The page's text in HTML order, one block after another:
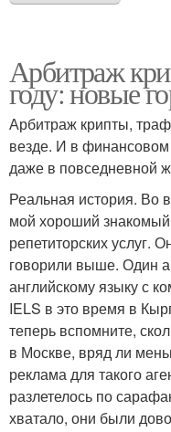
Арбитраж
году: новые
Арбитраж крипты,
везде. И в финансовом
даже в повседневной
Реальная история. Во
мой хороший знакомый
репетиторских услуг.
говорили выше. Один
английскому языку с
IELS в это время в
теперь вспомните,
в Москве, вряд ли
реклама для такого
разлетелось по
хватало, они были